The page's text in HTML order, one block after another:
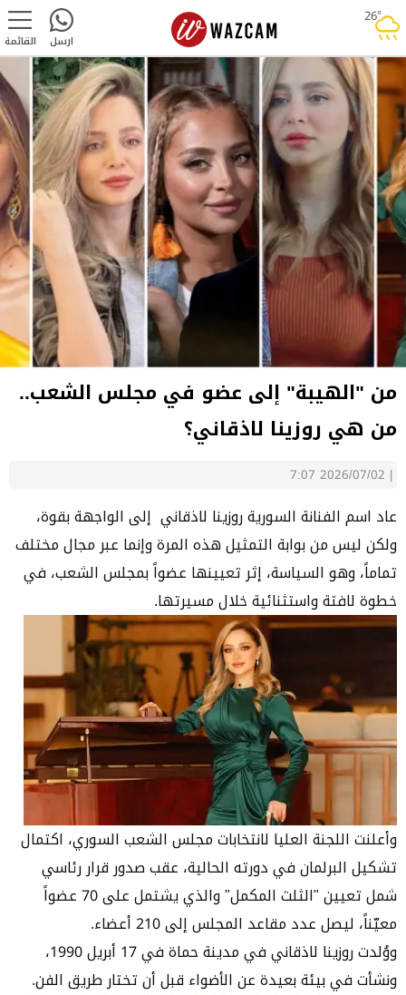
26°rainy القائمة ارسل
من "الهيبة" إلى عضو في مجلس الشعب..
من هي روزينا لاذقاني؟
|
2026/07/02 7:07
عاد اسم الفنانة السورية روزينا لاذقاني إلى الواجهة بقوة،
ولكن ليس من بوابة التمثيل هذه المرة وإنما عبر مجال مختلف
تماماً، وهو السياسة، إثر تعيينها عضواً بمجلس الشعب، في
خطوة لافتة واستثنائية خلال مسيرتها.
وأعلنت اللجنة العليا لانتخابات مجلس الشعب السوري، اكتمال
تشكيل البرلمان في دورته الحالية، عقب صدور قرار رئاسي
شمل تعيين "الثلث المكمل" والذي يشتمل على 70 عضواً
معيّناً، ليصل عدد مقاعد المجلس إلى 210 أعضاء.
ووُلدت روزينا لاذقاني في مدينة حماة في 17 أبريل 1990،
ونشأت في بيئة بعيدة عن الأضواء قبل أن تختار طريق الفن.